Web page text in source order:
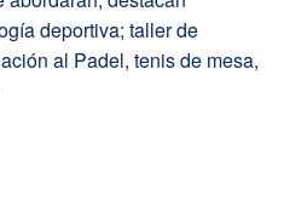
deportiva; taller de
al Padel, tenis de mesa,